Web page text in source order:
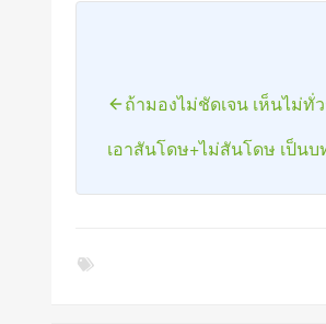
ถ้ามองไม่ชัดเจน เห็นไม่
เอาสันโดษ+ไม่สันโดษ เป็น